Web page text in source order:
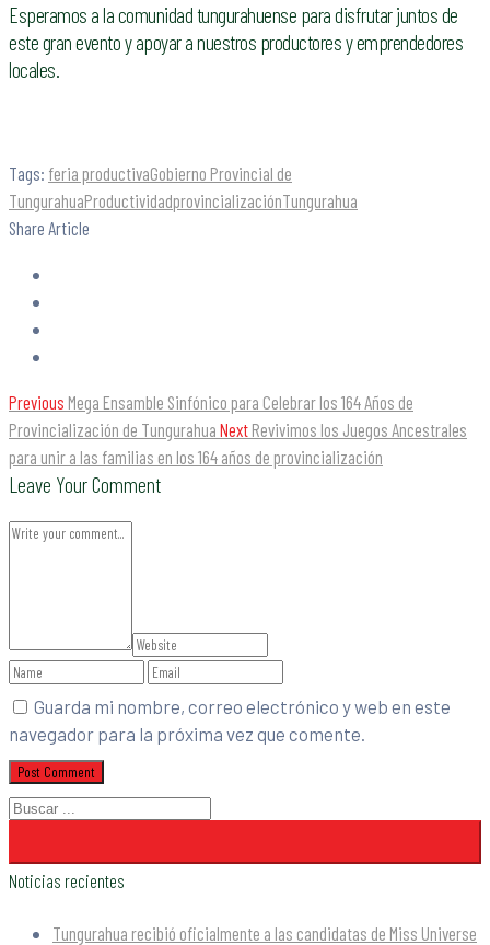
Esperamos a la comunidad tungurahuense para disfrutar juntos de
este gran evento y apoyar a nuestros productores y emprendedores
locales.
Tags: feria productivaGobierno Provincial de
TungurahuaProductividadprovincializaciónTungurahua
Share Article
Previous Mega Ensamble Sinfónico para Celebrar los 164 Años de
Provincialización de Tungurahua Next Revivimos los Juegos Ancestrales
para unir a las familias en los 164 años de provincialización
Leave Your Comment
Guarda mi nombre, correo electrónico y web en este
navegador para la próxima vez que comente.
Noticias recientes
Tungurahua recibió oficialmente a las candidatas de Miss Universe